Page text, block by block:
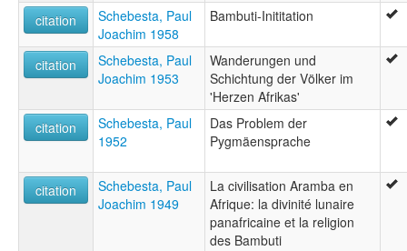
citation
Schebesta, Paul
Joachim 1958
Bambuti-Inititation
citation
Schebesta, Paul
Joachim 1953
Wanderungen und
Schichtung der Völker im
'Herzen Afrikas'
citation
Schebesta, Paul
1952
Das Problem der
Pygmäensprache
citation
Schebesta, Paul
Joachim 1949
La civilisation Aramba en
Afrique: la divinité lunaire
panafricaine et la religion
des Bambuti